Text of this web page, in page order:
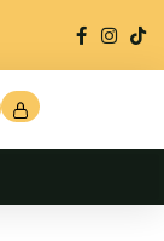
seguro en cada